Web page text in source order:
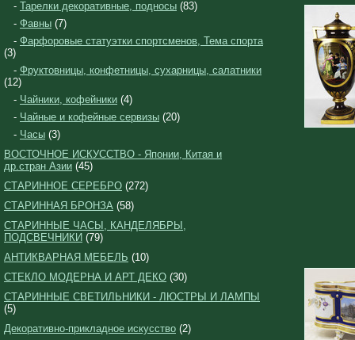
- Тарелки декоративные, подносы (83)
- Фавны (7)
- Фарфоровые статуэтки спортсменов, Тема спорта
(3)
- Фруктовницы, конфетницы, сухарницы, салатники
(12)
- Чайники, кофейники (4)
- Чайные и кофейные сервизы (20)
- Часы (3)
ВОСТОЧНОЕ ИСКУССТВО - Японии, Китая и
др.стран Азии (45)
СТАРИННОЕ СЕРЕБРО (272)
СТАРИННАЯ БРОНЗА (58)
СТАРИННЫЕ ЧАСЫ, КАНДЕЛЯБРЫ,
ПОДСВЕЧНИКИ (79)
АНТИКВАРНАЯ МЕБЕЛЬ (10)
СТЕКЛО МОДЕРНА И АРТ ДЕКО (30)
СТАРИННЫЕ СВЕТИЛЬНИКИ - ЛЮСТРЫ И ЛАМПЫ
(5)
Декоративно-прикладное искусство (2)